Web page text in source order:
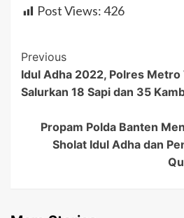
Post Views:426
Post
Navigation
Previous
Idul Adha 2022, Polres Metro
Salurkan 18 Sapi dan 35
Propam Polda Banten
Sholat Idul Adha dan